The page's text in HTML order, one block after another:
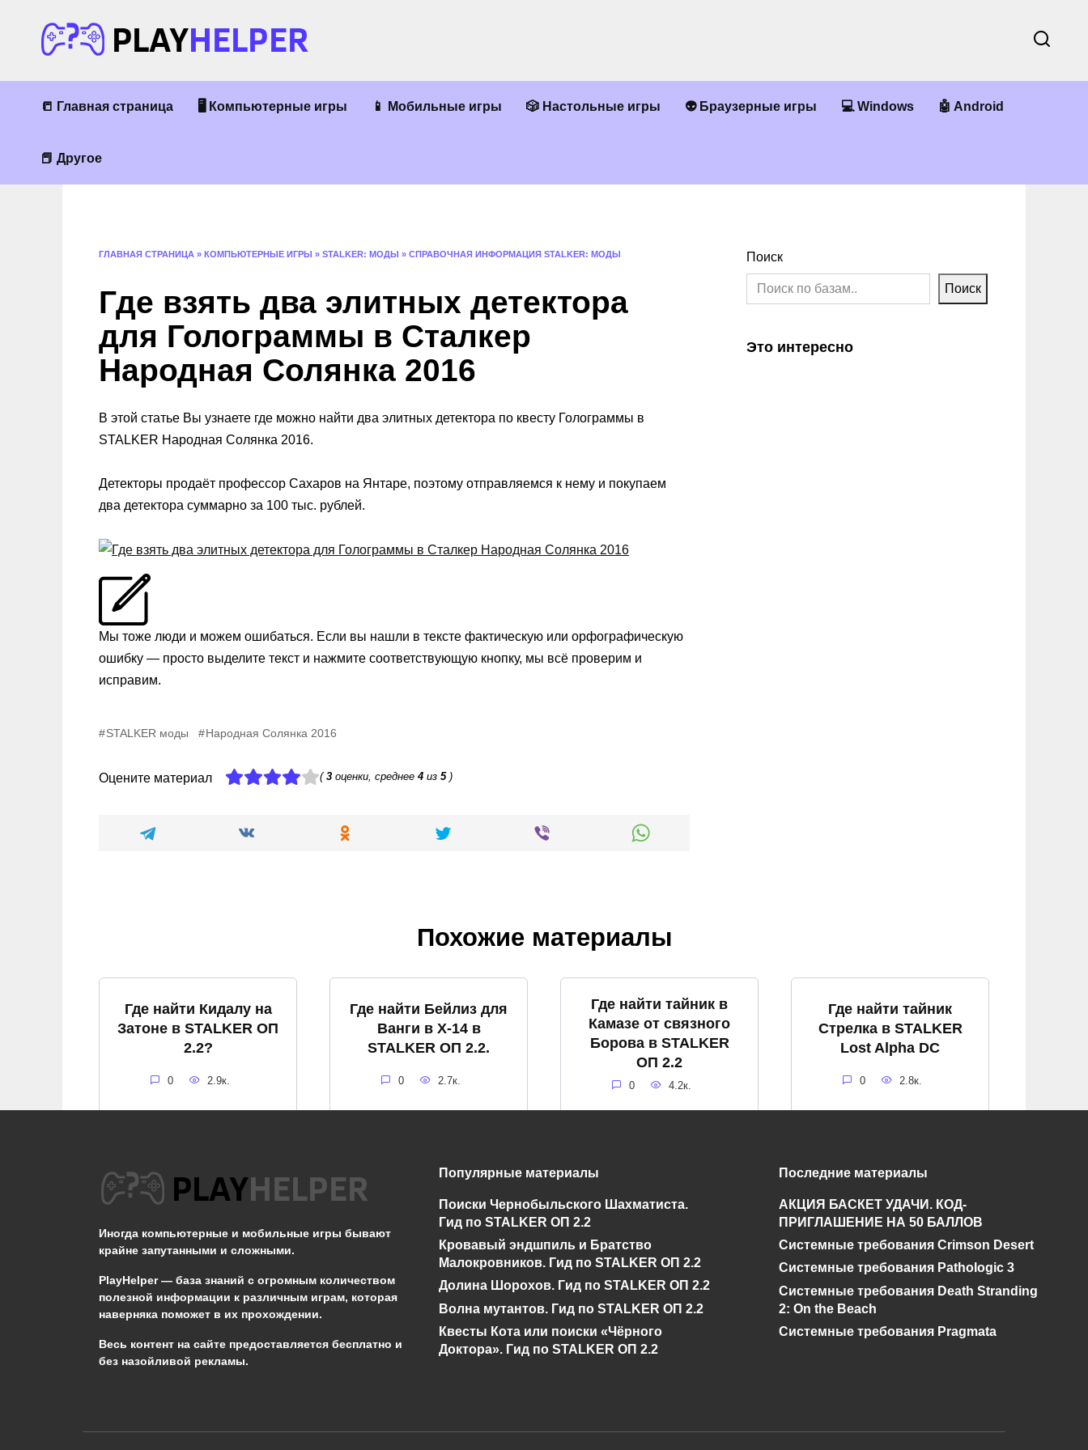
содержанию
📒 Главная страница 🖥 Компьютерные игры 📱 Мобильные игры 🎲 Настольные игры 👽 Браузерные игры 💻 Windows 🤖 Android
📕 Другое
ГЛАВНАЯ СТРАНИЦА » КОМПЬЮТЕРНЫЕ ИГРЫ » STALKER: МОДЫ » СПРАВОЧНАЯ ИНФОРМАЦИЯ STALKER: МОДЫ
Где взять два элитных детектора
для Голограммы в Сталкер
Народная Солянка 2016
В этой статье Вы узнаете где можно найти два элитных детектора по квесту Голограммы в
STALKER Народная Солянка 2016.
Детекторы продаёт профессор Сахаров на Янтаре, поэтому отправляемся к нему и покупаем
два детектора суммарно за 100 тыс. рублей.
Мы тоже люди и можем ошибаться. Если вы нашли в тексте фактическую или орфографическую
ошибку — просто выделите текст и нажмите соответствующую кнопку, мы всё проверим и
исправим.
STALKER моды Народная Солянка 2016
Оцените материал (3оценки, среднее 4из 5)
Поиск
Поиск
Это интересно
Похожие материалы
Где найти Кидалу на
Затоне в STALKER ОП
2.2?
0 2.9к.
Где найти Бейлиз для
Ванги в X-14 в
STALKER ОП 2.2.
0 2.7к.
Где найти тайник в
Камазе от связного
Борова в STALKER
ОП 2.2
0 4.2к.
Где найти тайник
Стрелка в STALKER
Lost Alpha DC
0 2.8к.
Не появляется Кот в
STALKER ОП 2.2
Нет диалога про
Бизоны у Креста в
Сталкер ОП 2.2
5.2к.
STALKER ОП 2.2 +
0
Поиски
Шахматиста. Гид по
STALKER ОП 2.2
0 92.5к.
Иногда компьютерные и мобильные игры бывают
крайне запутанными и сложными.
PlayHelper — база знаний с огромным количеством
полезной информации к различным играм, которая
наверняка поможет в их прохождении.
Весь контент на сайте предоставляется бесплатно и
без назойливой рекламы.
Популярные материалы
Поиски Чернобыльского Шахматиста.
Гид по STALKER ОП 2.2
Кровавый эндшпиль и Братство
Малокровников. Гид по STALKER ОП 2.2
Долина Шорохов. Гид по STALKER ОП 2.2
Волна мутантов. Гид по STALKER ОП 2.2
Квесты Кота или поиски «Чёрного
Доктора». Гид по STALKER ОП 2.2
Последние материалы
АКЦИЯ БАСКЕТ УДАЧИ. КОД-
ПРИГЛАШЕНИЕ НА 50 БАЛЛОВ
Системные требования Crimson Desert
Системные требования Pathologic 3
Системные требования Death Stranding
2: On the Beach
Системные требования Pragmata
Сообщить об ошибке